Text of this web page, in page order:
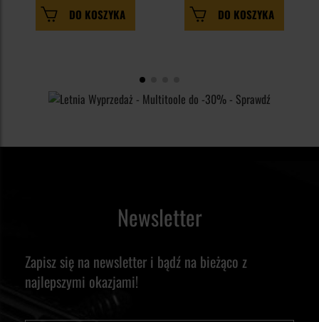
DO KOSZYKA DO KOSZYKA
Newsletter
Zapisz się na newsletter i bądź na bieżąco z
najlepszymi okazjami!